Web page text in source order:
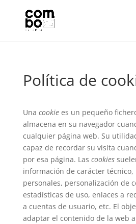
Política de
Una cookiees un pequeño
almacena en su navegador
cualquier página web. Su
capaz de recordar su visita
por esa página. Las cookies
información de carácter técnico,
personales, personalización de
estadísticas de uso, enlaces a
a cuentas de usuario, etc. El
adaptar el contenido de la web